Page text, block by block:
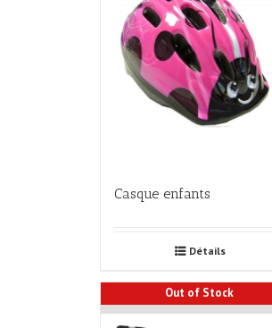
Casque enfants
Détails
Out of Stock